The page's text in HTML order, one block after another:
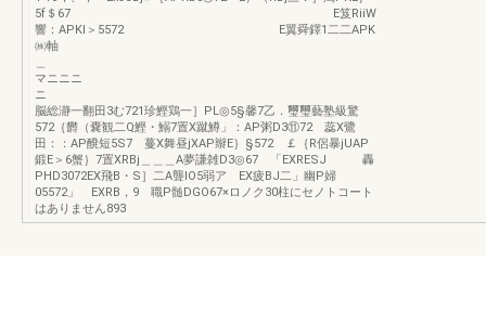
5f＄67 E笈RiiW
響：APKI＞5572 E翼舜鐸1二二APK
㈱軸
マニニニ
ニ
脳総瀞一翻田3む721珍鰹鶏一］PL◎5§馨7乙．璽璽藝塾級驚
572｛欝（嚢観二Q鰹・鰯7置X蹴鱒」：AP粥D3⑪72 蕊X鷺
田：：AP醗短5S7 蔓X舞昼jXAP辮E｝§572 ￡｛R侶暴jUAP
鍛E＞6蟹｝7置XRBj＿＿＿A夢謙雑D3◎67 「EXRESJ 轟
PHD3072EX飛B・S］二A聾IO5弱ア EX疲BJ二」幽P婦
05572」 EXRB，9 職P髄DGO67×ロノク30柱にセノトコート
はありません893